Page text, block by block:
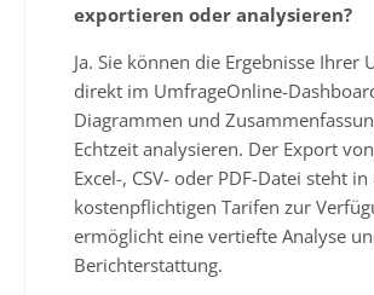
exportieren oder analysieren?
Ja. Sie können die Ergebnisse Ihrer
direkt im UmfrageOnline-
Diagrammen und
Echtzeit analysieren. Der Export
Excel-, CSV- oder PDF-Datei steht in
kostenpflichtigen Tarifen zur
ermöglicht eine vertiefte Analyse
Berichterstattung.